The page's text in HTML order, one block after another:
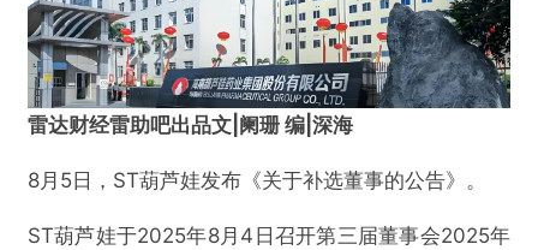
雷达财经雷助吧出品文|阑珊 编|深海
8月5日，ST葫芦娃发布《关于补选董事的公告》。
ST葫芦娃于2025年8月4日召开第三届董事会2025年